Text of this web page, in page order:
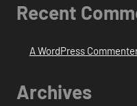
Recent
A WordPress
Archives